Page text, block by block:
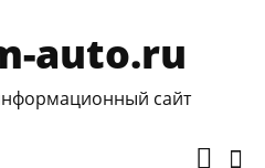
auto.ru
сайт